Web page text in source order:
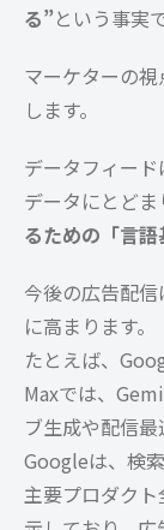
る”という事実
マーケターの
します。
データフィー
データにとど
るための「言語
今後の広告配
に高まります。
たとえば、
Maxでは、
ブ生成や配信最
Googleは、検
主要プロダク